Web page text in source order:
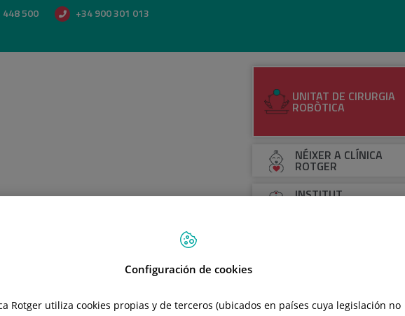
448 500
+34 900 301 013
UNITAT DE CIRURGIA
ROBÒTICA
NÉIXER A CLÍNICA
ROTGER
INSTITUT
INFORMACIÓ AL PACIENT ÀREA DIAGNÒSTICA I TRACTAMENTS
Configuración de cookies
Rotger utiliza cookies propias y de terceros (ubicados en países cuya legislación no